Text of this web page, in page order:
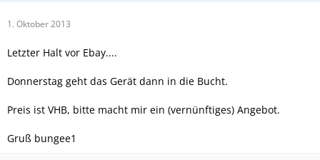
1. Oktober 2013
Letzter Halt vor Ebay....
Donnerstag geht das Gerät dann in die Bucht.
Preis ist VHB, bitte macht mir ein (vernünftiges) Angebot.
Gruß bungee1